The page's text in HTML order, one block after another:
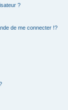
?
de me connecter !?